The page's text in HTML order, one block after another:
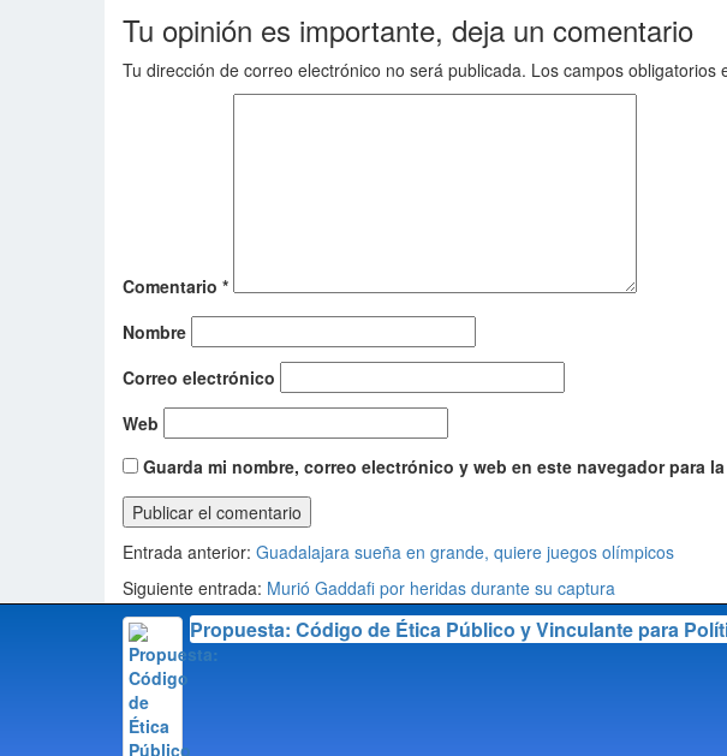
¿terminará su periodo? Keiko Fujimori juró este 28 de julio
presidenta de Perú
Tu opinión es importante, deja un comentario
Tu dirección de correo electrónico no será publicada. Los campos obligatorios
Comentario *
Nombre
Correo electrónico
Web
Guarda mi nombre, correo electrónico y web en este navegador para
Entrada anterior: Guadalajara sueña en grande, quiere juegos olímpicos
Siguiente entrada: Murió Gaddafi por heridas durante su captura